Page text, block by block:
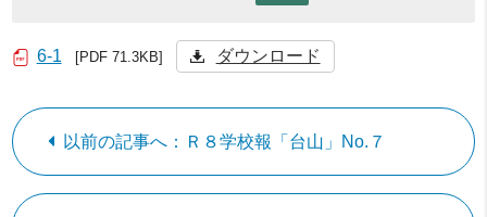
6-1 [PDF 71.3KB] ダウンロード
以前の記事へ：Ｒ８学校報「台山」No.７